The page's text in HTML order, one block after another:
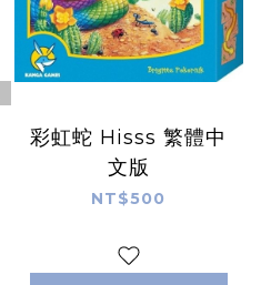
彩虹蛇 Hisss 繁體中
文版
NT$500